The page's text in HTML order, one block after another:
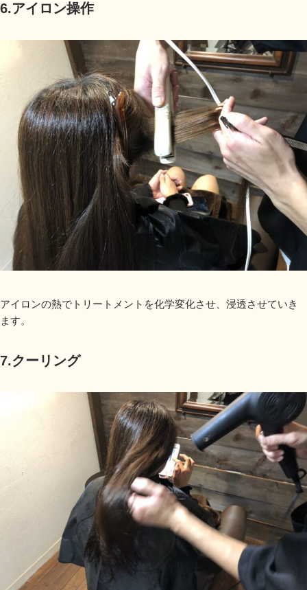
6.アイロン操作
アイロンの熱でトリートメントを化学変化させ、浸透させていき
ます。
7.クーリング